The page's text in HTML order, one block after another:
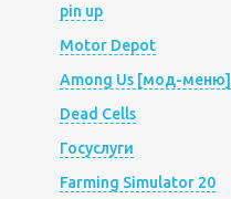
pin up
Motor Depot
Among Us [мод-меню]
Dead Cells
Госуслуги
Farming Simulator 20